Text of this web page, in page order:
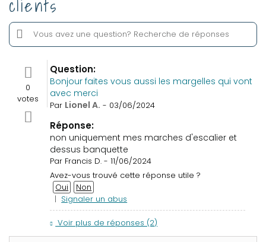
clients
0
votes
Question:
Bonjour faites vous aussi les margelles qui vont
avec merci
Par Lionel A. - 03/06/2024
Réponse:
non uniquement mes marches d'escalier et
dessus banquette
Par Francis D. - 11/06/2024
Avez-vous trouvé cette réponse utile ?
Oui
Non
| Signaler un abus
Voir plus de réponses (2)